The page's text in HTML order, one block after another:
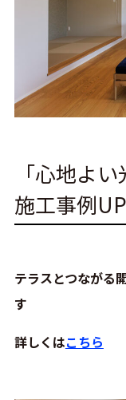
「心地よ
施工事例
テラスとつながる
す
詳しくはこちら